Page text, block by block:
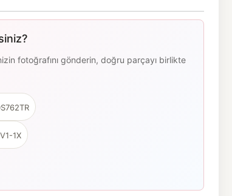
fotoğrafını gönderin, doğru parçayı birlikte
1X